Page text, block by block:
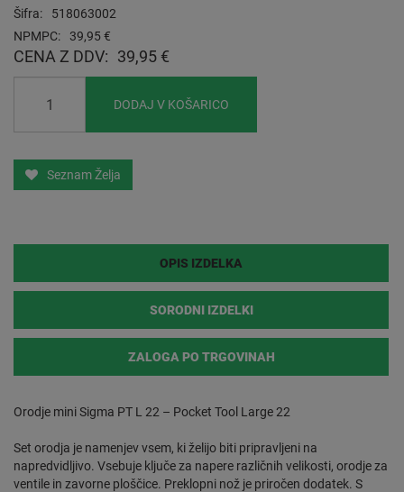
Šifra:
518063002
NPMPC:
39,95 €
CENA Z DDV: 39,95 €
DODAJ V KOŠARICO
Seznam Želja
OPIS IZDELKA
SORODNI IZDELKI
ZALOGA PO TRGOVINAH
Orodje mini Sigma PT L 22 – Pocket Tool Large 22
Set orodja je namenjev vsem, ki želijo biti pripravljeni na
napredvidljivo. Vsebuje ključe za napere različnih velikosti, orodje za
ventile in zavorne ploščice. Preklopni nož je priročen dodatek. S